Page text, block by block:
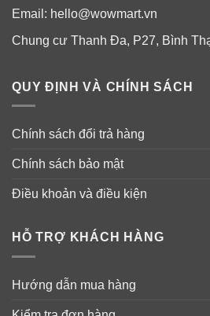
Email: hello@wowmart.vn
Chung cư Thanh Đa, P27, Bình
QUY ĐỊNH VÀ CHÍNH SÁCH
Chính sách đổi trả hàng
Chính sách bảo mật
Điều khoản và điều kiện
HỖ TRỢ KHÁCH HÀNG
Hướng dẫn mua hàng